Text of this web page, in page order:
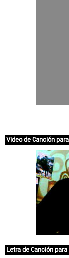
Video de Canción
Letra de Canción